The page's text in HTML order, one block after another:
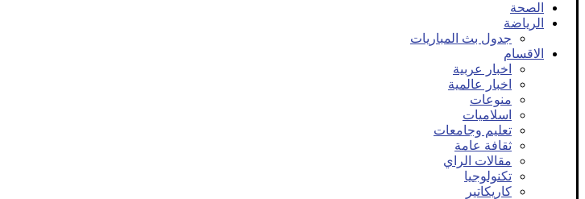
الصحة
الرياضة
جدول بث المباريات
الاقسام
اخبار عربية
اخبار عالمية
منوعات
اسلاميات
تعليم وجامعات
ثقافة عامة
مقالات الراي
تكنولوجيا
كاريكاتير